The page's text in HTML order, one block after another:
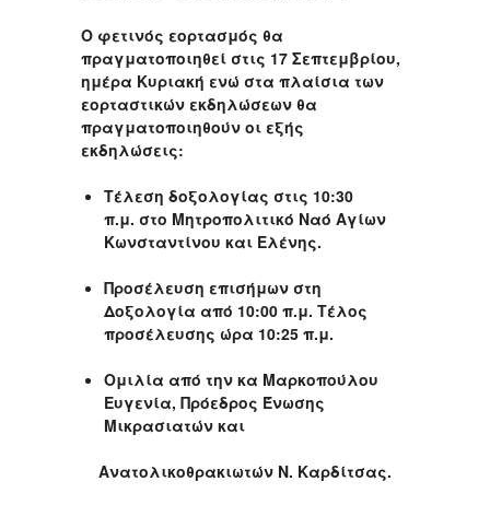
Ο φετινός εορτασμός θα
πραγματοποιηθεί στις 17 Σεπτεμβρίου,
ημέρα Κυριακή ενώ στα πλαίσια των
εορταστικών εκδηλώσεων θα
πραγματοποιηθούν οι εξής
εκδηλώσεις:
Τέλεση δοξολογίας στις 10:30
π.μ. στο Μητροπολιτικό Ναό Αγίων
Κωνσταντίνου και Ελένης.
Προσέλευση επισήμων στη
Δοξολογία από 10:00 π.μ. Τέλος
προσέλευσης ώρα 10:25 π.μ.
Ομιλία από την κα Μαρκοπούλου
Ευγενία, Πρόεδρος Ένωσης
Μικρασιατών και
Ανατολικοθρακιωτών Ν. Καρδίτσας.